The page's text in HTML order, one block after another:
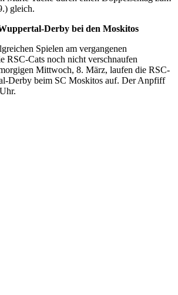
gleich.
Derby bei den Moskitos
Spielen am vergangenen
RSC-Cats noch nicht verschnaufen
Mittwoch, 8. März, laufen die RSC-
Derby beim SC Moskitos auf. Der Anpfiff